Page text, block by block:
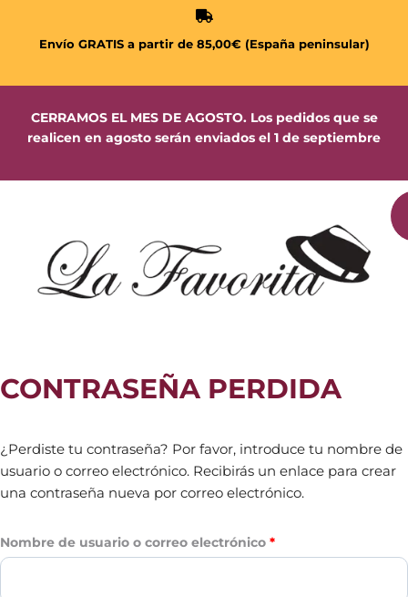
Envío GRATIS a partir de 85,00€ (España peninsular)
CERRAMOS EL MES DE AGOSTO. Los pedidos que se
realicen en agosto serán enviados el 1 de septiembre
CONTRASEÑA PERDIDA
¿Perdiste tu contraseña? Por favor, introduce tu nombre de
usuario o correo electrónico. Recibirás un enlace para crear
una contraseña nueva por correo electrónico.
Nombre de usuario o correo electrónico *